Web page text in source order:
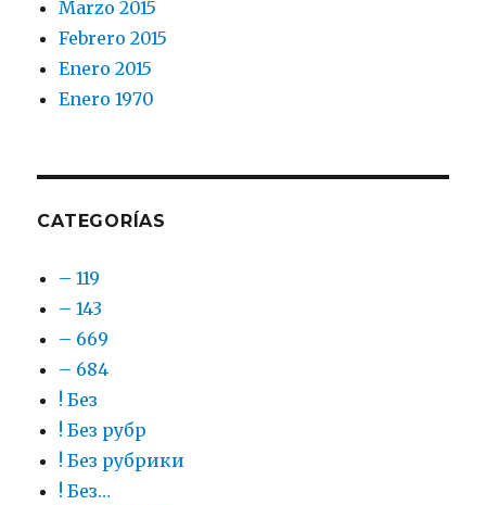
Marzo 2015
Febrero 2015
Enero 2015
Enero 1970
CATEGORÍAS
– 119
– 143
– 669
– 684
! Без
! Без рубр
! Без рубрики
! Без…